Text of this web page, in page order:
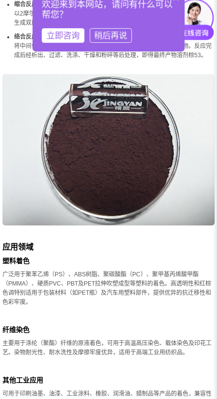
缩合反应
以2摩尔水杨醛与1摩尔2,3-二氨基丁烯二腈为原料，在碱性条件下进行缩合，
生成双席夫碱结构的中间体（配体），为后续金属络合提供配位位点。
络合反应
将中间体溶液与醋酸镍溶液混合，通过配位反应生成稳定的镍络合物。反应完
成后经析出、过滤、洗涤、干燥和粉碎等后处理，即得最终产物溶剂棕53。
应用领域
塑料着色
广泛用于聚苯乙烯（PS）、ABS树脂、聚碳酸酯（PC）、聚甲基丙烯酸甲酯
（PMMA）、硬质PVC、PBT及PET拉伸吹塑成型等塑料的着色。高透明性和红棕
色调特别适用于包装材料（如PET瓶）及汽车用塑料部件，提供优异的抗迁移性和
色彩牢度。
纤维染色
主要用于涤纶（聚酯）纤维的原液着色，可用于高温高压染色、载体染色及印花工
艺。染物耐光性、耐水洗性及摩擦牢度优异，适用于高端工业用纺织品。
其他工业应用
可用于印刷油墨、油漆、工业涂料、橡胶、润滑油、蜡制品等产品的着色，兼容性
欢迎来到本网站，请问有什么可以
帮您？
立即咨询 稍后再说